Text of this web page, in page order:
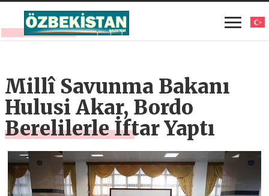
Millî Savunma Bakanı
Hulusi Akar, Bordo
Berelilerle İftar Yaptı